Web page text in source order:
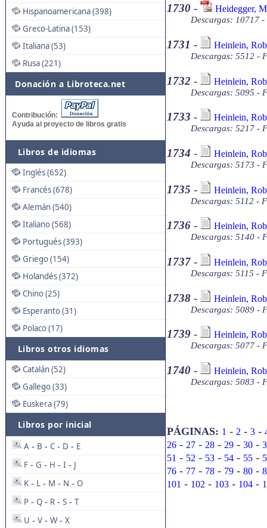
Hispanoamericana (398)
Greco-Latina (153)
Italiana (53)
Rusa (221)
Donación a Libroteca.net
Contribución:
Ayuda al proyecto de libros gratis
Libros de idiomas
Inglés (652)
Francés (678)
Alemán (540)
Italiano (568)
Portugués (393)
Griego (154)
Holandés (372)
Chino (25)
Esperanto (31)
Polaco (17)
Libros otros idiomas
Catalán (52)
Gallego (33)
Euskera (79)
Libros por inicial
A - B - C - D - E
F - G - H - I - J
K - L - M - N - O
P - Q - R - S - T
U - V - W - X
1730 - Heidegger,
Descargas: 10717
1731 - Heinlein,
Descargas: 5512 -
1732 - Heinlein,
Descargas: 5095 -
1733 - Heinlein,
Descargas: 5217 -
1734 - Heinlein,
Descargas: 5173 -
1735 - Heinlein,
Descargas: 5112 -
1736 - Heinlein,
Descargas: 5140 -
1737 - Heinlein,
Descargas: 5115 -
1738 - Heinlein,
Descargas: 5089 -
1739 - Heinlein,
Descargas: 5077 -
1740 - Heinlein,
Descargas: 5083 -
PÁGINAS: 1 - 2 - 3 -
26 - 27 - 28 - 29 - 30 -
51 - 52 - 53 - 54 - 55 -
76 - 77 - 78 - 79 - 80 -
101 - 102 - 103 - 104 -